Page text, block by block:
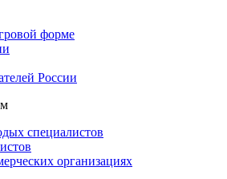
форме
России
специалистов
организациях